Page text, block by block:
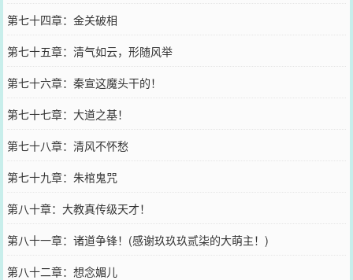
第七十四章：金关破相
第七十五章：清气如云，形随风举
第七十六章：秦宣这魔头干的！
第七十七章：大道之基！
第七十八章：清风不怀愁
第七十九章：朱棺鬼咒
第八十章：大教真传级天才！
第八十一章：诸道争锋！(感谢玖玖玖贰柒的大萌主！)
第八十二章：想念媚儿